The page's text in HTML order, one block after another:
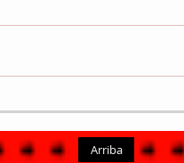
Arriba